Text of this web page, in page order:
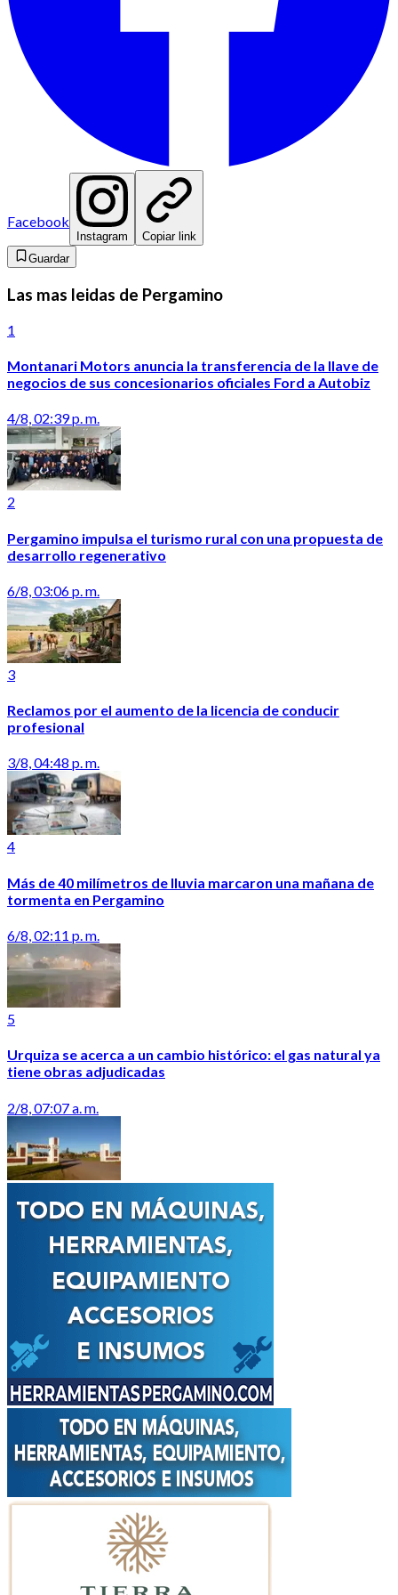
Facebook
Instagram
Copiar link
Guardar
Las mas leidas de Pergamino
1
Montanari Motors anuncia la transferencia de la llave de
negocios de sus concesionarios oficiales Ford a Autobiz
4/8, 02:39 p. m.
2
Pergamino impulsa el turismo rural con una propuesta de
desarrollo regenerativo
6/8, 03:06 p. m.
3
Reclamos por el aumento de la licencia de conducir
profesional
3/8, 04:48 p. m.
4
Más de 40 milímetros de lluvia marcaron una mañana de
tormenta en Pergamino
6/8, 02:11 p. m.
5
Urquiza se acerca a un cambio histórico: el gas natural ya
tiene obras adjudicadas
2/8, 07:07 a. m.